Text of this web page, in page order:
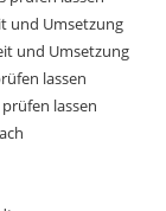
und Umsetzung
und Umsetzung
lassen
lassen